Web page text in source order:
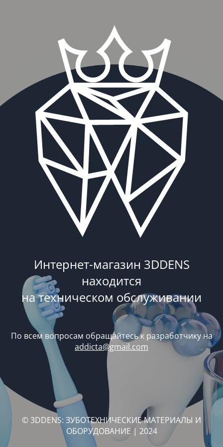
Интернет-магазин 3DDENS
находится
на техническом обслуживании
По всем вопросам обращайтесь к разработчику на
addicta@gmail.com
© 3DDENS: ЗУБОТЕХНИЧЕСКИЕ МАТЕРИАЛЫ И
ОБОРУДОВАНИЕ | 2024